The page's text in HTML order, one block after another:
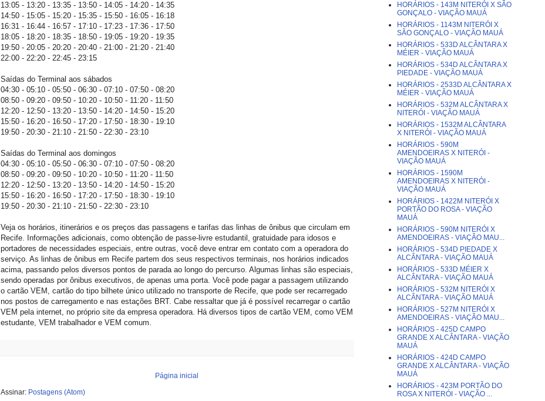
13:05 - 13:20 - 13:35 - 13:50 - 14:05 - 14:20 - 14:35
14:50 - 15:05 - 15:20 - 15:35 - 15:50 - 16:05 - 16:18
16:31 - 16:44 - 16:57 - 17:10 - 17:23 - 17:36 - 17:50
18:05 - 18:20 - 18:35 - 18:50 - 19:05 - 19:20 - 19:35
19:50 - 20:05 - 20:20 - 20:40 - 21:00 - 21:20 - 21:40
22:00 - 22:20 - 22:45 - 23:15
Saídas do Terminal aos sábados
04:30 - 05:10 - 05:50 - 06:30 - 07:10 - 07:50 - 08:20
08:50 - 09:20 - 09:50 - 10:20 - 10:50 - 11:20 - 11:50
12:20 - 12:50 - 13:20 - 13:50 - 14:20 - 14:50 - 15:20
15:50 - 16:20 - 16:50 - 17:20 - 17:50 - 18:30 - 19:10
19:50 - 20:30 - 21:10 - 21:50 - 22:30 - 23:10
Saídas do Terminal aos domingos
04:30 - 05:10 - 05:50 - 06:30 - 07:10 - 07:50 - 08:20
08:50 - 09:20 - 09:50 - 10:20 - 10:50 - 11:20 - 11:50
12:20 - 12:50 - 13:20 - 13:50 - 14:20 - 14:50 - 15:20
15:50 - 16:20 - 16:50 - 17:20 - 17:50 - 18:30 - 19:10
19:50 - 20:30 - 21:10 - 21:50 - 22:30 - 23:10
Veja os horários, itinerários e os preços das passagens e tarifas das linhas de ônibus que circulam em
Recife. Informações adicionais, como obtenção de passe-livre estudantil, gratuidade para idosos e
portadores de necessidades especiais, entre outras, você deve entrar em contato com a operadora do
serviço. As linhas de ônibus em Recife partem dos seus respectivos terminais, nos horários indicados
acima, passando pelos diversos pontos de parada ao longo do percurso. Algumas linhas são especiais,
sendo operadas por ônibus executivos, de apenas uma porta. Você pode pagar a passagem utilizando
o cartão VEM, cartão do tipo bilhete único utilizado no transporte de Recife, que pode ser recarregado
nos postos de carregamento e nas estações BRT. Cabe ressaltar que já é possível recarregar o cartão
VEM pela internet, no próprio site da empresa operadora. Há diversos tipos de cartão VEM, como VEM
estudante, VEM trabalhador e VEM comum.
Página inicial
Assinar: Postagens (Atom)
HORÁRIOS - 143M NITERÓI X SÃO
GONÇALO - VIAÇÃO MAUÁ
HORÁRIOS - 1143M NITERÓI X
SÃO GONÇALO - VIAÇÃO MAUÁ
HORÁRIOS - 533D ALCÂNTARA X
MÉIER - VIAÇÃO MAUÁ
HORÁRIOS - 534D ALCÂNTARA X
PIEDADE - VIAÇÃO MAUÁ
HORÁRIOS - 2533D ALCÂNTARA X
MÉIER - VIAÇÃO MAUÁ
HORÁRIOS - 532M ALCÂNTARA X
NITERÓI - VIAÇÃO MAUÁ
HORÁRIOS - 1532M ALCÂNTARA
X NITERÓI - VIAÇÃO MAUÁ
HORÁRIOS - 590M
AMENDOEIRAS X NITERÓI -
VIAÇÃO MAUÁ
HORÁRIOS - 1590M
AMENDOEIRAS X NITERÓI -
VIAÇÃO MAUÁ
HORÁRIOS - 1422M NITERÓI X
PORTÃO DO ROSA - VIAÇÃO
MAUÁ
HORÁRIOS - 590M NITERÓI X
AMENDOEIRAS - VIAÇÃO MAU...
HORÁRIOS - 534D PIEDADE X
ALCÂNTARA - VIAÇÃO MAUÁ
HORÁRIOS - 533D MÉIER X
ALCÂNTARA - VIAÇÃO MAUÁ
HORÁRIOS - 532M NITERÓI X
ALCÂNTARA - VIAÇÃO MAUÁ
HORÁRIOS - 527M NITERÓI X
AMENDOEIRAS - VIAÇÃO MAU...
HORÁRIOS - 425D CAMPO
GRANDE X ALCÂNTARA - VIAÇÃO
MAUÁ
HORÁRIOS - 424D CAMPO
GRANDE X ALCÂNTARA - VIAÇÃO
MAUÁ
HORÁRIOS - 423M PORTÃO DO
ROSA X NITERÓI - VIAÇÃO ...